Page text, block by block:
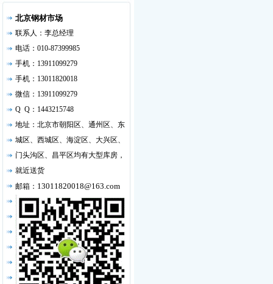
北京钢材市场
联系人：李总经理
电话：010-87399985
手机：13911099279
手机：13011820018
微信：13911099279
Q Q：1443215748
地址：北京市朝阳区、通州区、东
城区、西城区、海淀区、大兴区、
门头沟区、昌平区均有大型库房，
就近送货
邮箱： 13011820018@163.com